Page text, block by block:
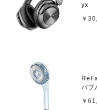
yx
￥
￥